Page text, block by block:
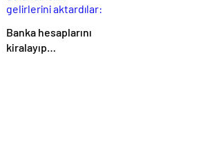
Banka hesaplarını
kiralayıp